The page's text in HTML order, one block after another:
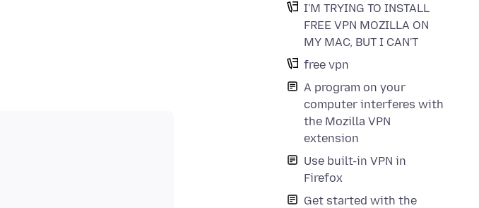
I'M TRYING TO INSTALL
FREE VPN MOZILLA ON
MY MAC, BUT I CAN'T
free vpn
A program on your
computer interferes with
the Mozilla VPN
extension
Use built-in VPN in
Firefox
Get started with the